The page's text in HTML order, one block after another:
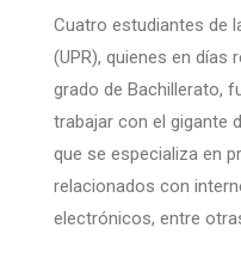
Cuatro estudiantes de
(UPR), quienes en días
grado de Bachillerato,
trabajar con el gigante
que se especializa en
relacionados con
electrónicos, entre